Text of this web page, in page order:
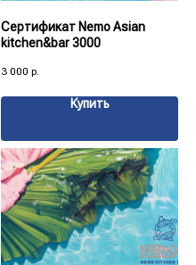
Сертификат Nemo Asian
kitchen&bar 3000
3 000 р.
Купить